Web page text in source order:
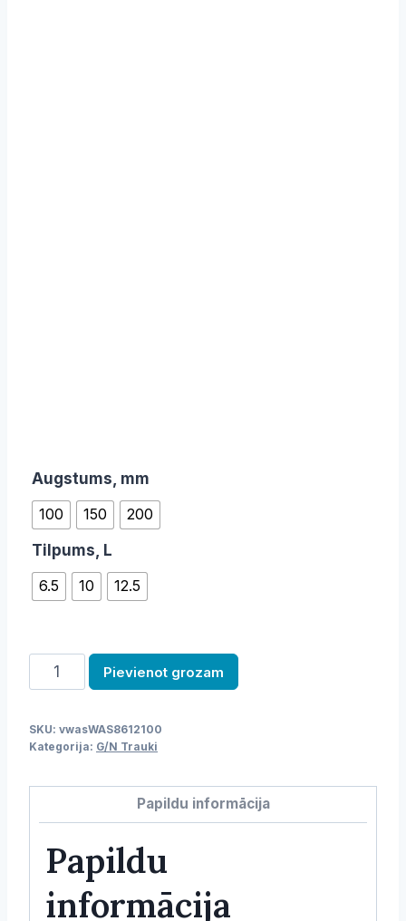
Augstums, mm
100
150
200
Tilpums, L
6.5
10 12.5
panna
Pievienot grozam
SKU: vwasWAS8612100
Kategorija: G/N Trauki
Papildu informācija
Papildu
informācija